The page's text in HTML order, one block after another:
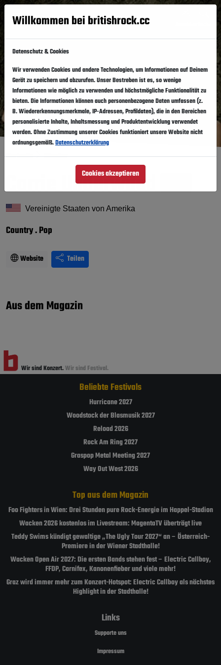
Menü
Startseite Künstler
Carrie Underwood
Vereinigte Staaten von Amerika
Country . Pop
Website Teilen
Aus dem Magazin
Wir sind Konzert.Wir sind Festival.
Beliebte Festivals
Hurricane 2027
Woodstock der Blasmusik 2027
Reload 2026
Rock Am Ring 2027
Graspop Metal Meeting 2027
Way Out West 2026
Top aus dem Magazin
Foo Fighters in Wien: Drei Stunden pure Rock-Energie im Happel-Stadion
Wacken 2026 kostenlos im Livestream: MagentaTV überträgt live
Teddy Swims kündigt gewaltige „The Ugly Tour 2027“ an – Österreich-
Premiere in der Wiener Stadthalle!
Wacken Open Air 2027: Die ersten Bands stehen fest – Electric Callboy,
FFDP, Carnifex, Kanonenfieber und viele mehr!
Graz wird immer mehr zum Konzert-Hotspot: Electric Callboy als nächstes
Highlight in der Stadthalle!
Links
Supporte uns
Impressum
Willkommen bei britishrock.cc
Datenschutz & Cookies
Wir verwenden Cookies und andere Technologien, um Informationen auf Deinem
Gerät zu speichern und abzurufen. Unser Bestreben ist es, so wenige
Informationen wie möglich zu verwenden und höchstmögliche Funktionalität zu
bieten. Die Informationen können auch personenbezogene Daten umfassen (z.
B. Wiedererkennungsmerkmale, IP-Adressen, Profildaten), die in den Bereichen
personalisierte Inhalte, Inhaltsmessung und Produktentwicklung verwendet
werden. Ohne Zustimmung unserer Cookies funktioniert unsere Website nicht
ordnungsgemäß.Datenschutzerklärung
Cookies akzeptieren